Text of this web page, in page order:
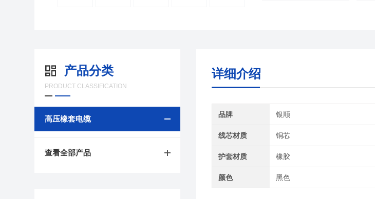
产品分类
PRODUCT CLASSIFICATION
高压橡套电缆
查看全部产品
详细介绍
品牌 银顺
线芯材质 铜芯
护套材质 橡胶
颜色 黑色